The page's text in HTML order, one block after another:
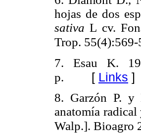
hojas de dos
sativaL cv.
Trop. 55(4):569-
7. Esau K.
p. [ Links ]
8. Garzón P. y
anatomía
Walp.]. Bioagro